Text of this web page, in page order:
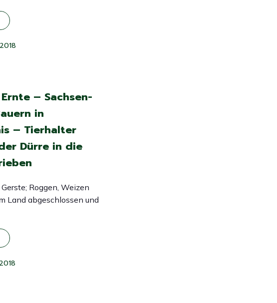
– Sachsen-
in
– Tierhalter
Dürre in die
Roggen, Weizen
Land abgeschlossen und